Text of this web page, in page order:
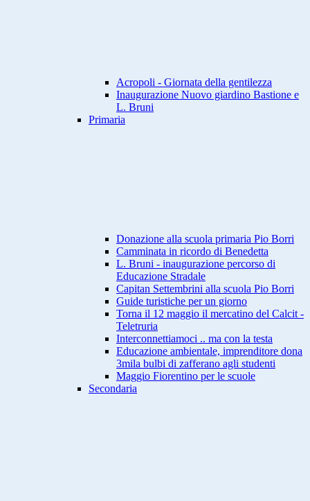
Acropoli - Giornata della gentilezza
Inaugurazione Nuovo giardino Bastione e
L. Bruni
Primaria
Donazione alla scuola primaria Pio Borri
Camminata in ricordo di Benedetta
L. Bruni - inaugurazione percorso di
Educazione Stradale
Capitan Settembrini alla scuola Pio Borri
Guide turistiche per un giorno
Torna il 12 maggio il mercatino del Calcit -
Teletruria
Interconnettiamoci .. ma con la testa
Educazione ambientale, imprenditore dona
3mila bulbi di zafferano agli studenti
Maggio Fiorentino per le scuole
Secondaria